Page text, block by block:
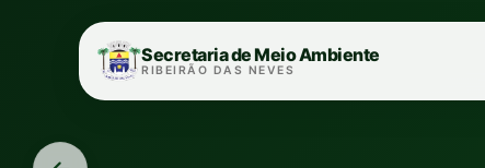
Secretaria de Meio Ambiente
RIBEIRÃO DAS NEVES